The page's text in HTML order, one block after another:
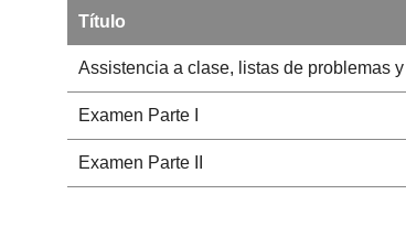
Título
Assistencia a clase, listas de problemas
Examen Parte I
Examen Parte II